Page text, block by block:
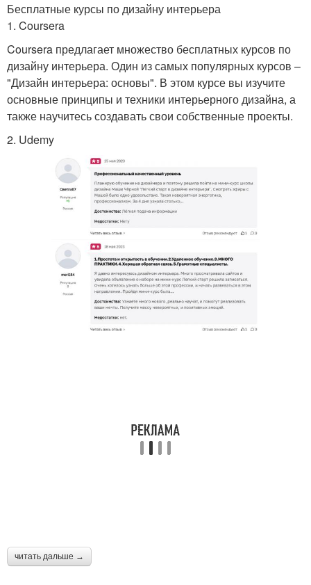
Бесплатные курсы по дизайну интерьера
1. Coursera
Coursera предлагает множество бесплатных курсов по
дизайну интерьера. Один из самых популярных курсов –
"Дизайн интерьера: основы". В этом курсе вы изучите
основные принципы и техники интерьерного дизайна, а
также научитесь создавать свои собственные проекты.
2. Udemy
читать дальше →